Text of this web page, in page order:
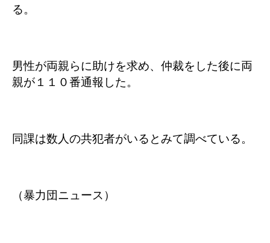
る。
男性が両親らに助けを求め、仲裁をした後に両
親が１１０番通報した。
同課は数人の共犯者がいるとみて調べている。
（暴力団ニュース）